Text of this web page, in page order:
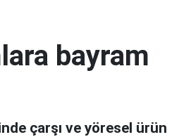
bayram
çarşı ve yöresel ürün